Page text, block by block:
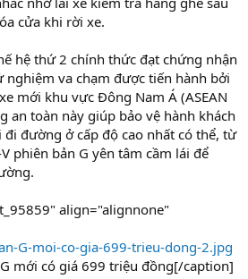
cửa khi rời xe.
hệ thứ 2 chính thức đạt chứng nhận
nghiệm va chạm được tiến hành bởi
mới khu vực Đông Nam Á (ASEAN
an toàn này giúp bảo vệ hành khách
đường ở cấp độ cao nhất có thể, từ
phiên bản G yên tâm cầm lái để
align="alignnone"
mới có giá 699 triệu đồng[/caption]